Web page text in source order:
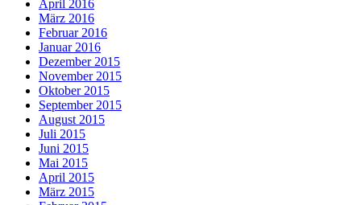
April 2016
März 2016
Februar 2016
Januar 2016
Dezember 2015
November 2015
Oktober 2015
September 2015
August 2015
Juli 2015
Juni 2015
Mai 2015
April 2015
März 2015